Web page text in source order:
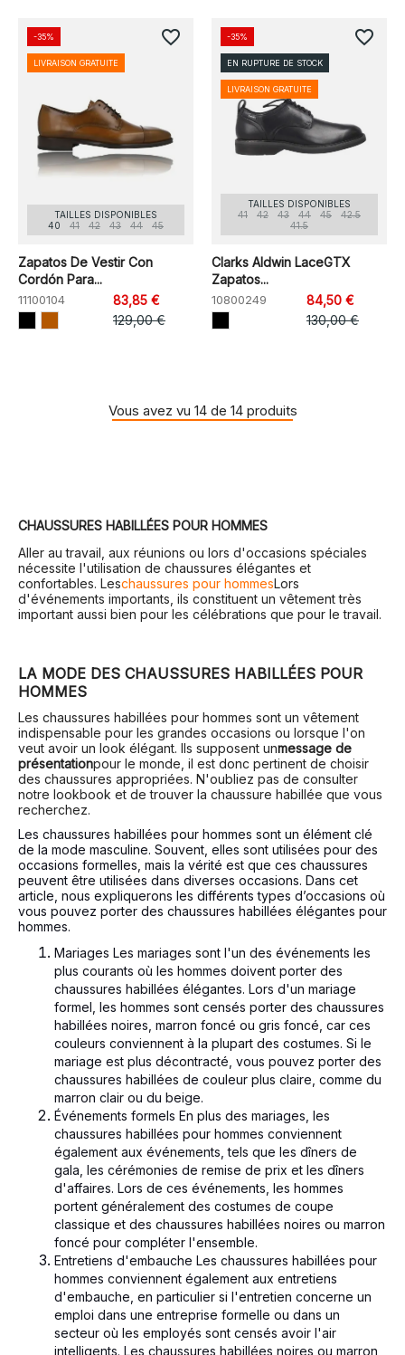
TAILLES DISPONIBLES
40
41 42 43 44 45
Zapatos De Vestir Con
Cordón Para...
11100104
83,85 €
129,00 €
-35%
LIVRAISON GRATUITE
favorite_border
TAILLES DISPONIBLES
41
42 43 44 45
42.5
41.5
Clarks Aldwin LaceGTX
Zapatos...
10800249
84,50 €
130,00 €
-35%
EN RUPTURE DE STOCK
LIVRAISON GRATUITE
favorite_border
Vous avez vu 14 de 14 produits
CHAUSSURES HABILLÉES POUR HOMMES
Aller au travail, aux réunions ou lors d'occasions spéciales
nécessite l'utilisation de chaussures élégantes et
confortables. Leschaussures pour hommesLors
d'événements importants, ils constituent un vêtement très
important aussi bien pour les célébrations que pour le travail.
LA MODE DES CHAUSSURES HABILLÉES POUR
HOMMES
Les chaussures habillées pour hommes sont un vêtement
indispensable pour les grandes occasions ou lorsque l'on
veut avoir un look élégant. Ils supposent unmessage de
présentationpour le monde, il est donc pertinent de choisir
des chaussures appropriées. N'oubliez pas de consulter
notre lookbook et de trouver la chaussure habillée que vous
recherchez.
Les chaussures habillées pour hommes sont un élément clé
de la mode masculine. Souvent, elles sont utilisées pour des
occasions formelles, mais la vérité est que ces chaussures
peuvent être utilisées dans diverses occasions. Dans cet
article, nous expliquerons les différents types d’occasions où
vous pouvez porter des chaussures habillées élégantes pour
hommes.
Mariages Les mariages sont l'un des événements les
plus courants où les hommes doivent porter des
chaussures habillées élégantes. Lors d'un mariage
formel, les hommes sont censés porter des chaussures
habillées noires, marron foncé ou gris foncé, car ces
couleurs conviennent à la plupart des costumes. Si le
mariage est plus décontracté, vous pouvez porter des
chaussures habillées de couleur plus claire, comme du
marron clair ou du beige.
Événements formels En plus des mariages, les
chaussures habillées pour hommes conviennent
également aux événements, tels que les dîners de
gala, les cérémonies de remise de prix et les dîners
d'affaires. Lors de ces événements, les hommes
portent généralement des costumes de coupe
classique et des chaussures habillées noires ou marron
foncé pour compléter l'ensemble.
Entretiens d'embauche Les chaussures habillées pour
hommes conviennent également aux entretiens
d'embauche, en particulier si l'entretien concerne un
emploi dans une entreprise formelle ou dans un
secteur où les employés sont censés avoir l'air
intelligents. Les chaussures habillées noires ou marron